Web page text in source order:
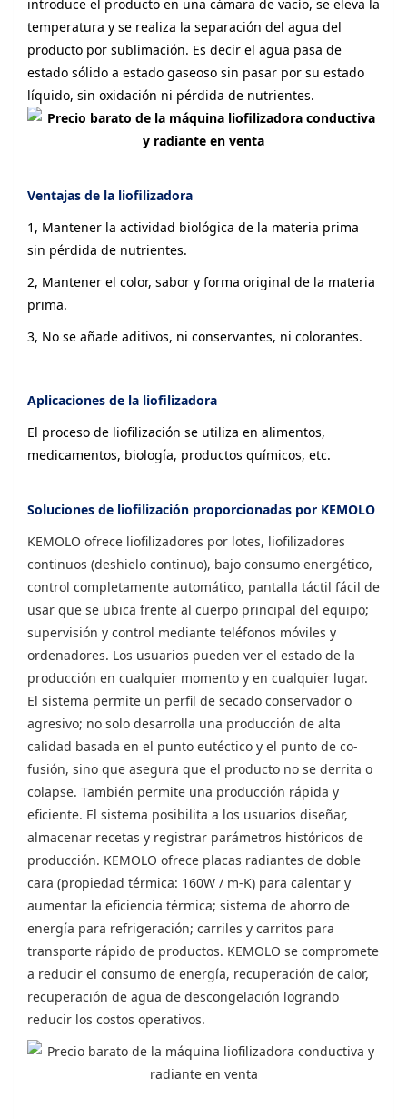
introduce el producto en una cámara de vacío, se eleva la
temperatura y se realiza la separación del agua del
producto por sublimación. Es decir el agua pasa de
estado sólido a estado gaseoso sin pasar por su estado
líquido, sin oxidación ni pérdida de nutrientes.
Ventajas de la liofilizadora
1, Mantener la actividad biológica de la materia prima
sin pérdida de nutrientes.
2, Mantener el color, sabor y forma original de la materia
prima.
3, No se añade aditivos, ni conservantes, ni colorantes.
Aplicaciones de la liofilizadora
El proceso de liofilización se utiliza en alimentos,
medicamentos, biología, productos químicos, etc.
Soluciones de liofilización proporcionadas por KEMOLO
KEMOLO ofrece liofilizadores por lotes, liofilizadores
continuos (deshielo continuo), bajo consumo energético,
control completamente automático, pantalla táctil fácil de
usar que se ubica frente al cuerpo principal del equipo;
supervisión y control mediante teléfonos móviles y
ordenadores. Los usuarios pueden ver el estado de la
producción en cualquier momento y en cualquier lugar.
El sistema permite un perfil de secado conservador o
agresivo; no solo desarrolla una producción de alta
calidad basada en el punto eutéctico y el punto de co-
fusión, sino que asegura que el producto no se derrita o
colapse. También permite una producción rápida y
eficiente. El sistema posibilita a los usuarios diseñar,
almacenar recetas y registrar parámetros históricos de
producción. KEMOLO ofrece placas radiantes de doble
cara (propiedad térmica: 160W / m-K) para calentar y
aumentar la eficiencia térmica; sistema de ahorro de
energía para refrigeración; carriles y carritos para
transporte rápido de productos. KEMOLO se compromete
a reducir el consumo de energía, recuperación de calor,
recuperación de agua de descongelación logrando
reducir los costos operativos.